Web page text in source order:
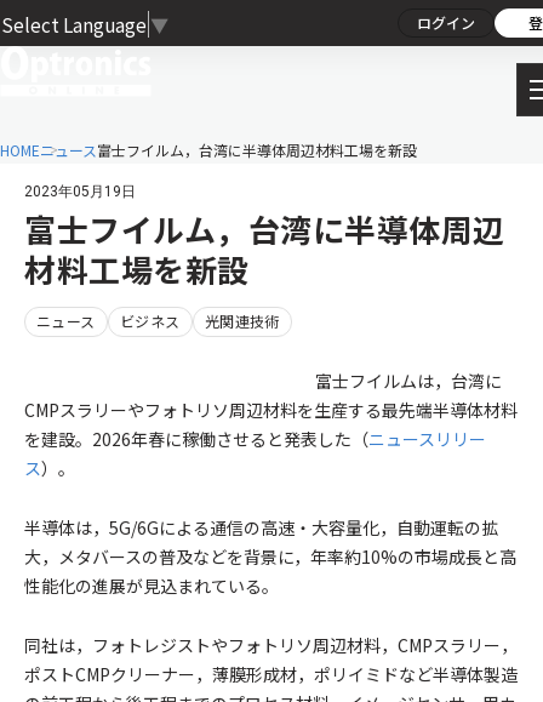
Select Language ▼ ログイン
HOMEニュース富士フイルム，台湾に半導体周辺材料工場を新設
2023年05月19日
富士フイルム，台湾に半導体周辺
材料工場を新設
ニュース ビジネス 光関連技術
富士フイルムは，台湾に
CMPスラリーやフォトリソ周辺材料を生産する最先端半導体材料
を建設。2026年春に稼働させると発表した（ニュースリリー
ス）。
半導体は，5G/6Gによる通信の高速・大容量化，自動運転の拡
大，メタバースの普及などを背景に，年率約10%の市場成長と高
性能化の進展が見込まれている。
同社は，フォトレジストやフォトリソ周辺材料，CMPスラリー，
ポストCMPクリーナー，薄膜形成材，ポリイミドなど半導体製造